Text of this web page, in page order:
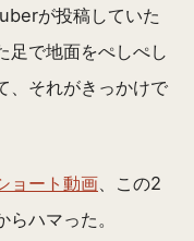
が投稿していた
足で地面をぺしぺし
、それがきっかけで
ョート動画 、この2
ハマった。